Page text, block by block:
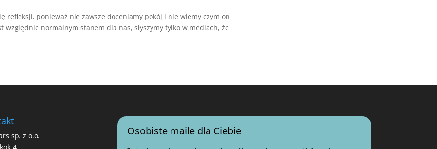
refleksji, ponieważ nie zawsze doceniamy pokój i nie wiemy czym on
względnie normalnym stanem dla nas, słyszymy tylko w mediach, że
sp. z o.o.
4
Osobiste maile dla Ciebie